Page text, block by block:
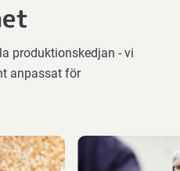
produktionskedjan - vi
anpassat för